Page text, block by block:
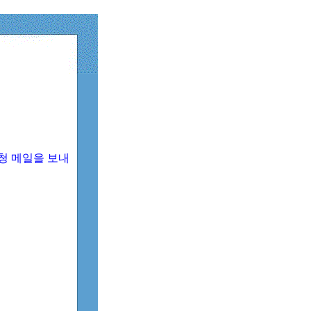
메일을 보내